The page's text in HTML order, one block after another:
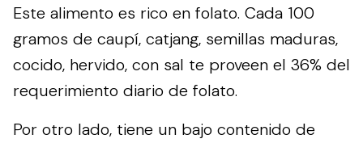
Este alimento es rico en folato. Cada 100
gramos de caupí, catjang, semillas maduras,
cocido, hervido, con sal te proveen el 36% del
requerimiento diario de folato.
Por otro lado, tiene un bajo contenido de